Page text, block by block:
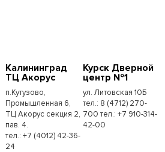
Калининград
ТЦ Акорус
п.Кутузово,
Промышленная 6,
ТЦ Акорус секция 2,
пав. 4.
тел.: +7 (4012) 42-36-
24
Курск Дверной
центр №1
ул. Литовская 10Б
тел.: 8 (4712) 270-
700 тел.: +7 910-314-
42-00